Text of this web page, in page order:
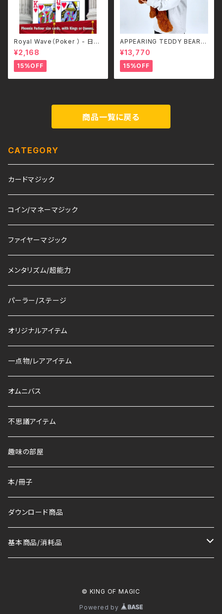
Royal Wave（Poker ） - 日本
語補足解説書付き
¥2,168
15%OFF
APPEARING TEDDY BEAR
（SMALL）
¥13,770
15%OFF
商品一覧に戻る
CATEGORY
カードマジック
コイン/マネーマジック
ファイヤーマジック
メンタリズム/超能力
パーラー/ステージ
オリジナルアイテム
一点物/レアアイテム
オムニバス
不思議アイテム
趣味の部屋
本/冊子
ダウンロード商品
基本商品/消耗品
© KING OF MAGIC
Powered by